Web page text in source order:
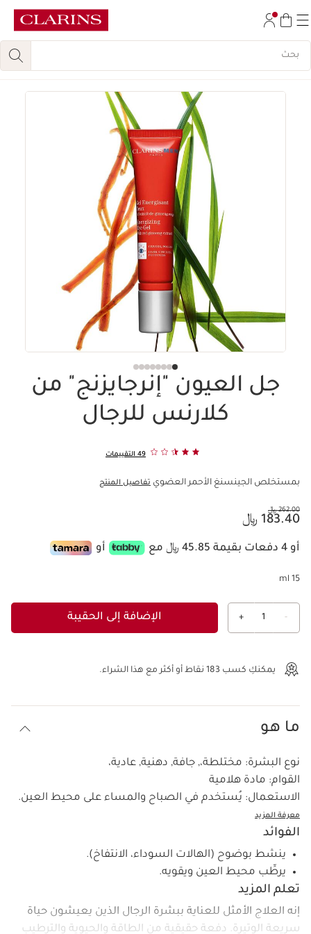
تخط إلى المحتوى
جل العيون "إنرجايزنج" من
كلارنس للرجال
49 التقييمات
بمستخلص الجينسنغ الأحمر العضوي تفاصيل المنتج
262.00 ﷼
السعر الحالي هو 183.40 ﷼
183.40 ﷼
أو 4 دفعات بقيمة 45.85 ﷼ مع أو
15 ml
-
1
+ الإضافة إلى الحقيبة
يمكنكِ كسب 183 نقاط أو أكثر مع هذا الشراء.
ما هو
نوع البشرة: مختلطة،, جافة, دهنية, عادية،
القوام: مادة هلامية
الاستعمال: يُستخدم في الصباح والمساء على محيط العين.
معرفة المزيد
الفوائد
ينشط بوضوح (الهالات السوداء، الانتفاخ).
يرطِّب محيط العين ويقويه.
تعلم المزيد
إنه العلاج الأمثل للعناية ببشرة الرجال الذين يعيشون حياة
سريعة الوتيرة. دفعة حقيقية من الطاقة والحيوية والترطيب